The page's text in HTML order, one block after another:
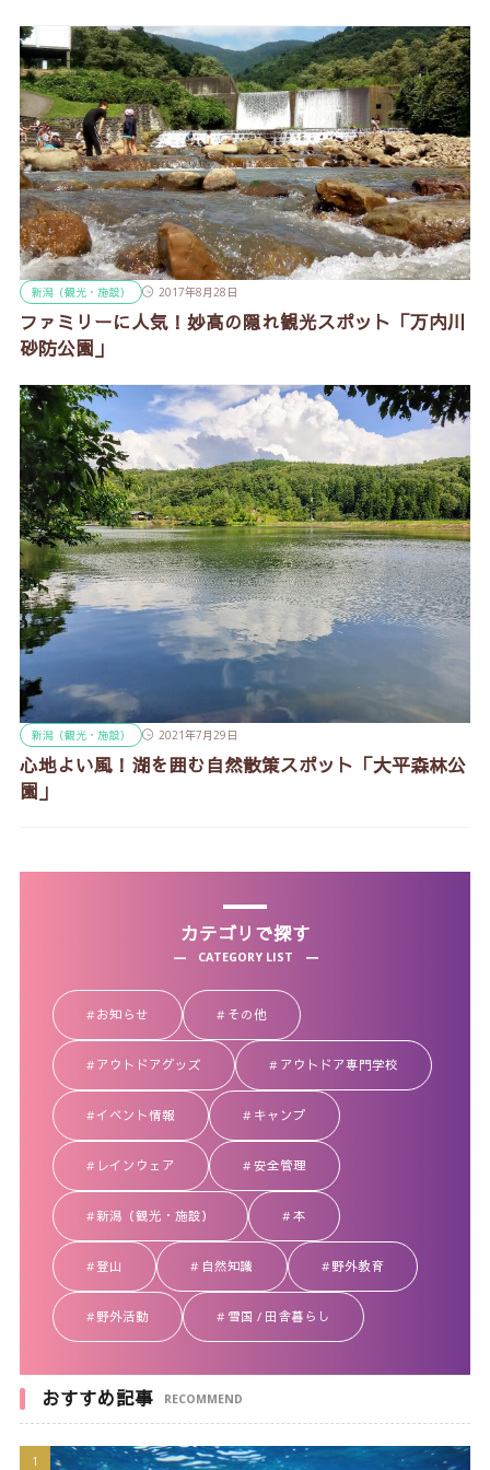
新潟（観光・施設） 2017年8月28日
ファミリーに人気！妙高の隠れ観光スポット「万内川
砂防公園」
新潟（観光・施設） 2021年7月29日
心地よい風！湖を囲む自然散策スポット「大平森林公
園」
カテゴリで探す
CATEGORY LIST
お知らせ その他
アウトドアグッズ アウトドア専門学校
イベント情報 キャンプ
レインウェア 安全管理
新潟（観光・施設） 本
登山 自然知識 野外教育
野外活動 雪国 / 田舎暮らし
おすすめ記事 RECOMMEND